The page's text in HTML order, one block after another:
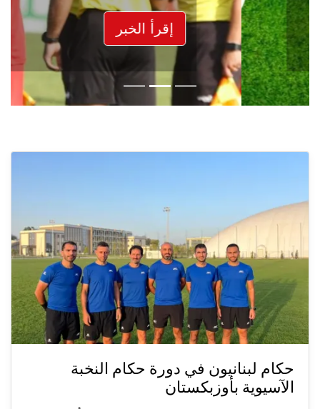
إقرأ الخبر
حكام لبنانيون في دورة حكام النخبة
الآسيوية بأوزبكستان